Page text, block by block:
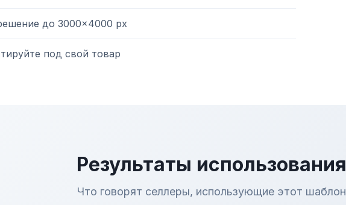
до 3000×4000 px
под свой товар
Результаты использования
Что говорят селлеры, использующие этот шаблон